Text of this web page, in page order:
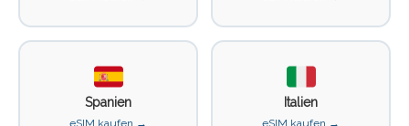
Spanien
eSIM kaufen →
Italien
eSIM kaufen →